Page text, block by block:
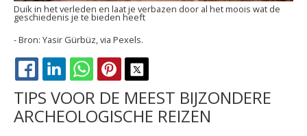
Duik in het verleden en laat je verbazen door al het moois wat de
geschiedenis je te bieden heeft
Yasir Gürbüz, via Pexels.
FACEBOOK
LINKEDINWHATSAPPPINTEREST
TIPS VOOR DE MEEST BIJZONDERE
ARCHEOLOGISCHE REIZEN